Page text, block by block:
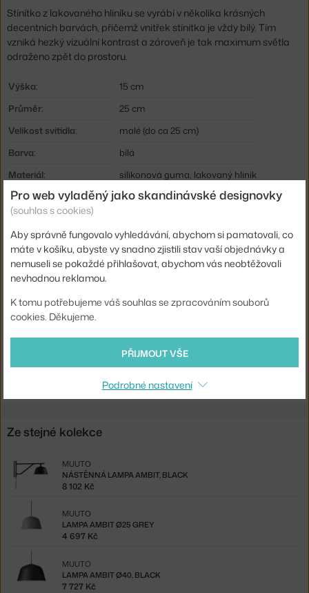
Stínítko z lakovaného hliníku se vyrábí v několika krásných
decentních barvách, přičemž vnitřek stínítka je vždy bílý. Tím
vzniká hezký vizuální kontrast a zároveň je tak maximum světla
odraženo zpět do prostoru.
Výška:
15 cm
Průměr:
25 cm
Velikost svítidla:
malé (do ca 25 cm)
Barva:
bílá
Materiál:
silikonová guma, lakovaný hliník
Délka kabelu:
4 m
Obsahuje stropní krytku:
Hlavní materiál:
kov
Patice / zdroj:
E14
Distribuce světla:
Kód produktu
MUU-AMBPEN2503
Ze stejné kolekce
NÁSTĚNNÁ LAMPA AMBIT, BLACK
MUUTO
8 102 Kč
LAMPA AMBIT Ø25 GREY
MUUTO
4 697 Kč
LAMPA AMBIT Ø40, BLACK
MUUTO
7 727 Kč
Pro web vyladěný jako skandinávské designovky
(souhlas s cookies)
Aby správně fungovalo vyhledávání, abychom si pamatovali, co
máte v košíku, abyste vy snadno zjistili stav vaší objednávky a
nemuseli se pokaždé přihlašovat, abychom vás neobtěžovali
nevhodnou reklamou.
K tomu potřebujeme váš souhlas se zpracováním souborů
cookies. Děkujeme.
PŘIJMOUT VŠE
Podrobné nastavení